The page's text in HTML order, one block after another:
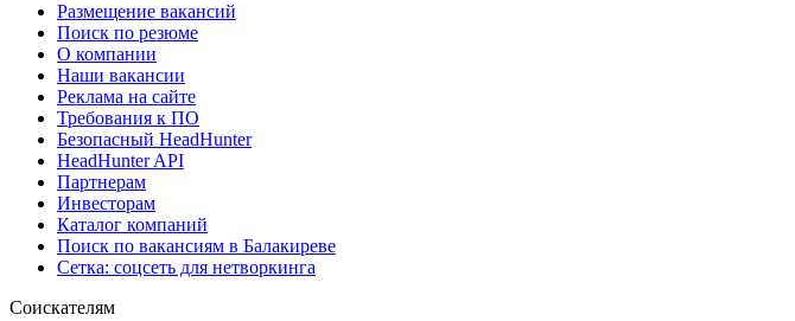
Размещение вакансий
Поиск по резюме
О компании
Наши вакансии
Реклама на сайте
Требования к ПО
Безопасный HeadHunter
HeadHunter API
Партнерам
Инвесторам
Каталог компаний
Поиск по вакансиям в Балакиреве
Сетка: соцсеть для нетворкинга
Соискателям